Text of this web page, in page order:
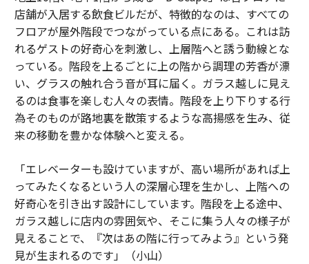
店舗が入居する飲食ビルだが、特徴的なのは、すべての
フロアが屋外階段でつながっている点にある。これは訪
れるゲストの好奇心を刺激し、上層階へと誘う動線とな
っている。階段を上るごとに上の階から調理の芳香が漂
い、グラスの触れ合う音が耳に届く。ガラス越しに見え
るのは食事を楽しむ人々の表情。階段を上り下りする行
為そのものが路地裏を散策するような高揚感を生み、従
来の移動を豊かな体験へと変える。
「エレベーターも設けていますが、高い場所があれば上
ってみたくなるという人の深層心理を生かし、上階への
好奇心を引き出す設計にしています。階段を上る途中、
ガラス越しに店内の雰囲気や、そこに集う人々の様子が
見えることで、『次はあの階に行ってみよう』という発
見が生まれるのです」（小山）